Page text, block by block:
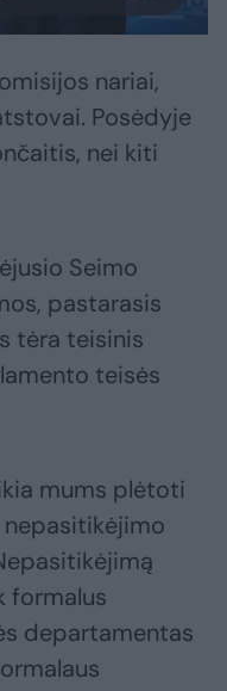
nariai,
Posėdyje
nei kiti
Seimo
pastarasis
tėra teisinis
teisės
mums plėtoti
formalus
departamentas